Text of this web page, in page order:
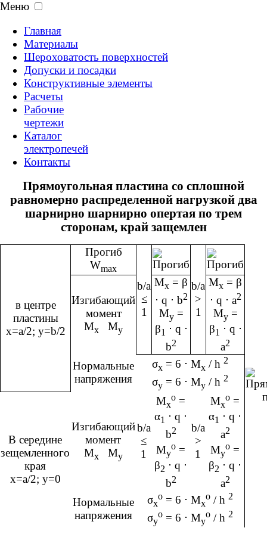
Меню
Главная
Материалы
Шероховатость поверхностей
Допуски и посадки
Конструктивные элементы
Расчеты
Рабочие
чертежи
Каталог
электропечей
Контакты
Прямоугольная пластина со сплошной
равномерно распределенной нагрузкой два
шарнирно шарнирно опертая по трем
сторонам, край защемлен
в центре
пластины
х=а/2; y=b/2
Прогиб
Wmax
b/a
≤
1
b/a
>
1
Изгибающий
момент
Mx My
Mx = β
⋅ q ⋅ b2
My=
β1 ⋅ q ⋅
b2
Mx = β
⋅ q ⋅ a2
My=
β1 ⋅ q ⋅
a2
Нормальные
напряжения
σx = 6 ⋅ Mx / h 2
σy = 6 ⋅ My / h 2
В середине
зещемленного
края
х=а/2; y=0
Изгибающий
момент
MxMy
b/a
≤
1
Mx
о =
α1 ⋅ q ⋅
b2
My
о =
β2 ⋅ q ⋅
b2
b/a
>
1
Mx
о =
α1 ⋅ q ⋅
a2
My
о =
β2 ⋅ q ⋅
a2
Нормальные
напряжения
σx
о = 6 ⋅ Mx
о / h 2
σy
о = 6 ⋅ My
о / h 2